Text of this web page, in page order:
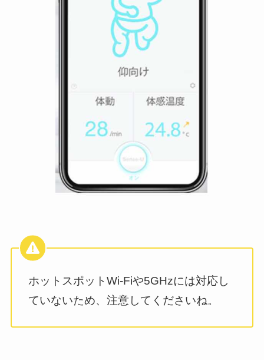
ホットスポットWi-Fiや5GHzには対応し
ていないため、注意してくださいね。